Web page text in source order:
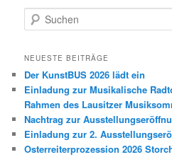
u
h
n
NEUESTE BEITRÄGE
Der KunstBUS 2026 lädt ein
Einladung zur Musikalische
Rahmen des Lausitzer
Nachtrag zur
Einladung zur 2.
Osterreiterprozession 2026